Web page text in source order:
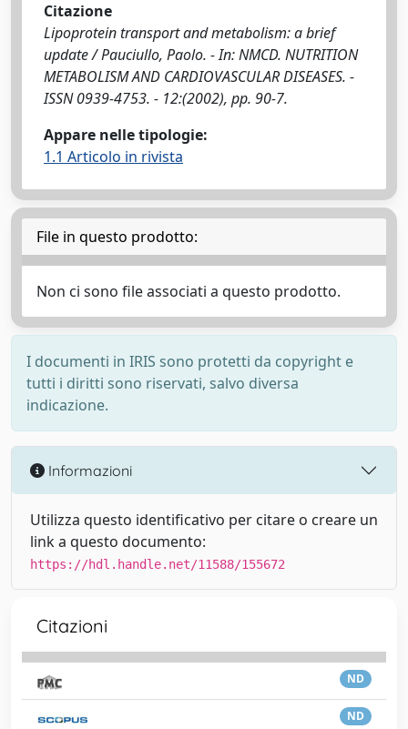
Citazione
Lipoprotein transport and metabolism: a brief
update / Pauciullo, Paolo. - In: NMCD. NUTRITION
METABOLISM AND CARDIOVASCULAR DISEASES. -
ISSN 0939-4753. - 12:(2002), pp. 90-7.
Appare nelle tipologie:
1.1 Articolo in rivista
File in questo prodotto:
Non ci sono file associati a questo prodotto.
I documenti in IRIS sono protetti da copyright e
tutti i diritti sono riservati, salvo diversa
indicazione.
Informazioni
Utilizza questo identificativo per citare o creare un
link a questo documento:
https://hdl.handle.net/11588/155672
Citazioni
ND
ND